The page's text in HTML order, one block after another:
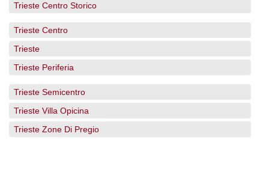
Trieste Centro Storico
Trieste Centro
Trieste
Trieste Periferia
Trieste Semicentro
Trieste Villa Opicina
Trieste Zone Di Pregio